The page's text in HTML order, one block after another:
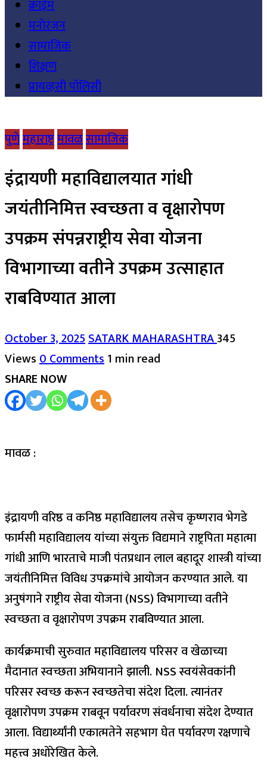
क्राईम
मनोरंजन
सामाजिक
शिक्षण
प्रायव्हसी पॉलिसी
पुणेमहाराष्ट्रमावळसामाजिक
इंद्रायणी महाविद्यालयात गांधी
जयंतीनिमित्त स्वच्छता व वृक्षारोपण
उपक्रम संपन्नराष्ट्रीय सेवा योजना
विभागाच्या वतीने उपक्रम उत्साहात
राबविण्यात आला
October 3, 2025SATARK MAHARASHTRA345
Views0 Comments1 min read
SHARE NOW
मावळ :
इंद्रायणी वरिष्ठ व कनिष्ठ महाविद्यालय तसेच कृष्णराव भेगडे
फार्मसी महाविद्यालय यांच्या संयुक्त विद्यमाने राष्ट्रपिता महात्मा
गांधी आणि भारताचे माजी पंतप्रधान लाल बहादूर शास्त्री यांच्या
जयंतीनिमित्त विविध उपक्रमांचे आयोजन करण्यात आले. या
अनुषंगाने राष्ट्रीय सेवा योजना (NSS) विभागाच्या वतीने
स्वच्छता व वृक्षारोपण उपक्रम राबविण्यात आला.
कार्यक्रमाची सुरुवात महाविद्यालय परिसर व खेळाच्या
मैदानात स्वच्छता अभियानाने झाली. NSS स्वयंसेवकांनी
परिसर स्वच्छ करून स्वच्छतेचा संदेश दिला. त्यानंतर
वृक्षारोपण उपक्रम राबवून पर्यावरण संवर्धनाचा संदेश देण्यात
आला. विद्यार्थ्यांनी एकात्मतेने सहभाग घेत पर्यावरण रक्षणाचे
महत्त्व अधोरेखित केले.